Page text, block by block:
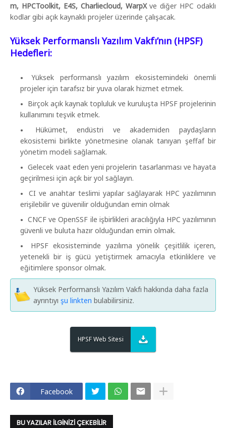
m, HPCToolkit, E4S, Charliecloud, WarpXve diğer HPC odaklı
kodlar gibi açık kaynaklı projeler üzerinde çalışacak.
Yüksek Performanslı Yazılım Vakfı’nın (HPSF)
Hedefleri:
Yüksek performanslı yazılım ekosistemindeki önemli
projeler için tarafsız bir yuva olarak hizmet etmek.
Birçok açık kaynak topluluk ve kuruluşta HPSF projelerinin
kullanımını teşvik etmek.
Hükümet, endüstri ve akademiden paydaşların
ekosistemi birlikte yönetmesine olanak tanıyan şeffaf bir
yönetim modeli sağlamak.
Gelecek vaat eden yeni projelerin tasarlanması ve hayata
geçirilmesi için açık bir yol sağlayın.
CI ve anahtar teslimi yapılar sağlayarak HPC yazılımının
erişilebilir ve güvenilir olduğundan emin olmak
CNCF ve OpenSSF ile işbirlikleri aracılığıyla HPC yazılımının
güvenli ve buluta hazır olduğundan emin olmak.
HPSF ekosisteminde yazılıma yönelik çeşitlilik içeren,
yetenekli bir iş gücü yetiştirmek amacıyla etkinliklere ve
eğitimlere sponsor olmak.
Yüksek Performanslı Yazılım Vakfı hakkında daha fazla
ayrıntıyı şu linkten bulabilirsiniz.
HPSF Web Sitesi
Facebook
BU YAZILAR İLGINIZI ÇEKEBILIR